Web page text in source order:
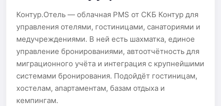
Контур.Отель — облачная PMS от СКБ Контур для
управления отелями, гостиницами, санаториями и
медучреждениями. В ней есть шахматка, единое
управление бронированиями, автоотчётность для
миграционного учёта и интеграция с крупнейшими
системами бронирования. Подойдёт гостиницам,
хостелам, апартаментам, базам отдыха и
кемпингам.